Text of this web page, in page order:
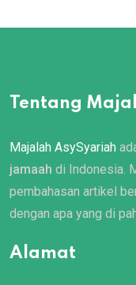
Tentang
Majalah AsySyariah
jamaah di Indonesia.
pembahasan artikel
dengan apa yang di
Alamat